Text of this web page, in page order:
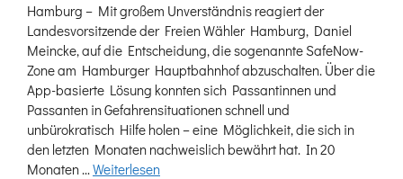
Hamburg – Mit großem Unverständnis reagiert der
Landesvorsitzende der Freien Wähler Hamburg, Daniel
Meincke, auf die Entscheidung, die sogenannte SafeNow-
Zone am Hamburger Hauptbahnhof abzuschalten. Über die
App-basierte Lösung konnten sich Passantinnen und
Passanten in Gefahrensituationen schnell und
unbürokratisch Hilfe holen – eine Möglichkeit, die sich in
den letzten Monaten nachweislich bewährt hat. In 20
Monaten …Weiterlesen